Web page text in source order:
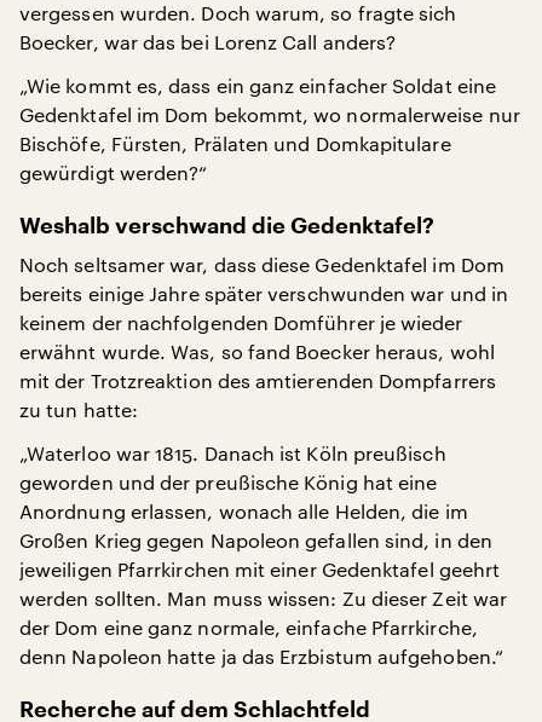
vergessen wurden. Doch warum, so fragte sich
Boecker, war das bei Lorenz Call anders?
„Wie kommt es, dass ein ganz einfacher Soldat eine
Gedenktafel im Dom bekommt, wo normalerweise nur
Bischöfe, Fürsten, Prälaten und Domkapitulare
gewürdigt werden?“
Weshalb verschwand die Gedenktafel?
Noch seltsamer war, dass diese Gedenktafel im Dom
bereits einige Jahre später verschwunden war und in
keinem der nachfolgenden Domführer je wieder
erwähnt wurde. Was, so fand Boecker heraus, wohl
mit der Trotzreaktion des amtierenden Dompfarrers
zu tun hatte:
„Waterloo war 1815. Danach ist Köln preußisch
geworden und der preußische König hat eine
Anordnung erlassen, wonach alle Helden, die im
Großen Krieg gegen Napoleon gefallen sind, in den
jeweiligen Pfarrkirchen mit einer Gedenktafel geehrt
werden sollten. Man muss wissen: Zu dieser Zeit war
der Dom eine ganz normale, einfache Pfarrkirche,
denn Napoleon hatte ja das Erzbistum aufgehoben.“
Recherche auf dem Schlachtfeld